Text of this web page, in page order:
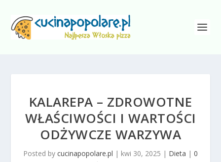
KALAREPA – ZDROWOTNE
WŁAŚCIWOŚCI I WARTOŚCI
ODŻYWCZE WARZYWA
Posted by cucinapopolare.pl | kwi 30, 2025 | Dieta | 0